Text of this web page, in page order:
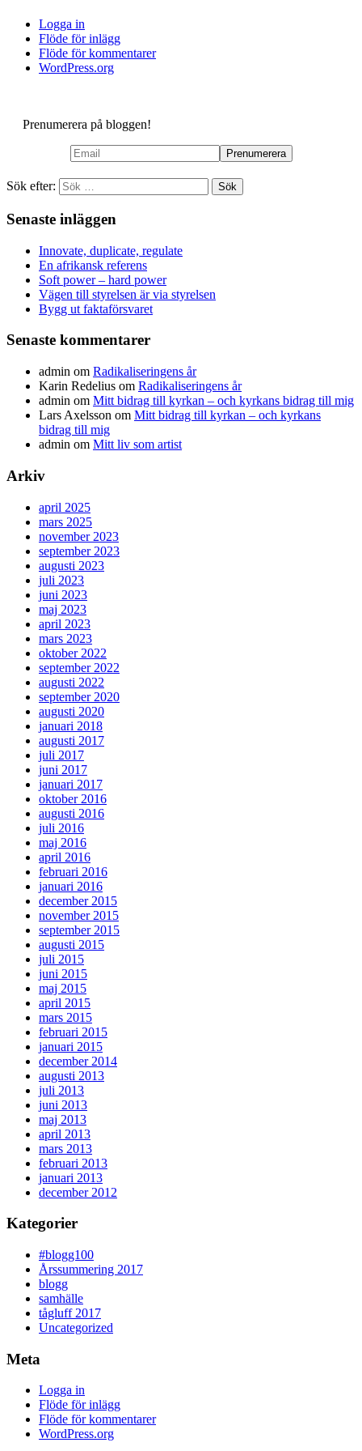
Logga in
Flöde för inlägg
Flöde för kommentarer
WordPress.org
Prenumerera på bloggen!
Sök efter:
Senaste inläggen
Innovate, duplicate, regulate
En afrikansk referens
Soft power – hard power
Vägen till styrelsen är via styrelsen
Bygg ut faktaförsvaret
Senaste kommentarer
admin om Radikaliseringens år
Karin Redelius om Radikaliseringens år
admin om Mitt bidrag till kyrkan – och kyrkans bidrag till mig
Lars Axelsson om Mitt bidrag till kyrkan – och kyrkans
bidrag till mig
admin om Mitt liv som artist
Arkiv
april 2025
mars 2025
november 2023
september 2023
augusti 2023
juli 2023
juni 2023
maj 2023
april 2023
mars 2023
oktober 2022
september 2022
augusti 2022
september 2020
augusti 2020
januari 2018
augusti 2017
juli 2017
juni 2017
januari 2017
oktober 2016
augusti 2016
juli 2016
maj 2016
april 2016
februari 2016
januari 2016
december 2015
november 2015
september 2015
augusti 2015
juli 2015
juni 2015
maj 2015
april 2015
mars 2015
februari 2015
januari 2015
december 2014
augusti 2013
juli 2013
juni 2013
maj 2013
april 2013
mars 2013
februari 2013
januari 2013
december 2012
Kategorier
#blogg100
Årssummering 2017
blogg
samhälle
tågluff 2017
Uncategorized
Meta
Logga in
Flöde för inlägg
Flöde för kommentarer
WordPress.org